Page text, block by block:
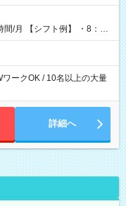
8：00
ークOK / 10名以上の大量
詳細へ